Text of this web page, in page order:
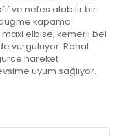
ve nefes alabilir bir
kapama
elbise, kemerli bel
vurguluyor. Rahat
hareket
uyum sağlıyor.
anınızı şıklıkla